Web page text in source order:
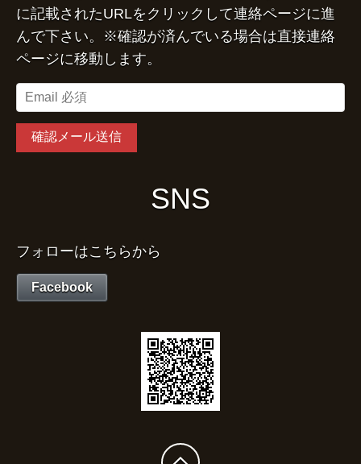
に記載されたURLをクリックして連絡ページに進
んで下さい。※確認が済んでいる場合は直接連絡
ページに移動します。
SNS
フォローはこちらから
Facebook